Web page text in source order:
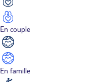
En couple
En famille